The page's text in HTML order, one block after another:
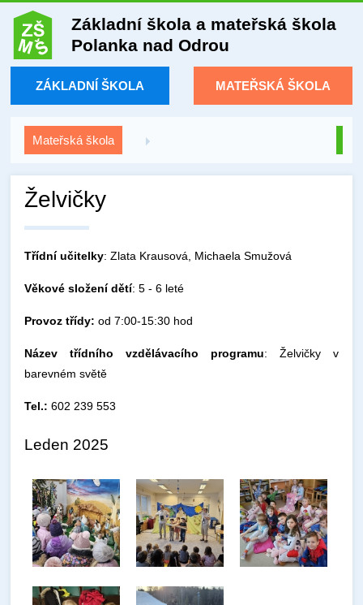
Základní škola a mateřská škola
Polanka nad Odrou
ZÁKLADNÍ ŠKOLA MATEŘSKÁ ŠKOLA
Mateřská škola
Želvičky
Třídní učitelky: Zlata Krausová, Michaela Smužová
Věkové složení dětí: 5 - 6 leté
Provoz třídy: od 7:00-15:30 hod
Název třídního vzdělávacího programu: Želvičky v
barevném světě
Tel.: 602 239 553
Leden 2025